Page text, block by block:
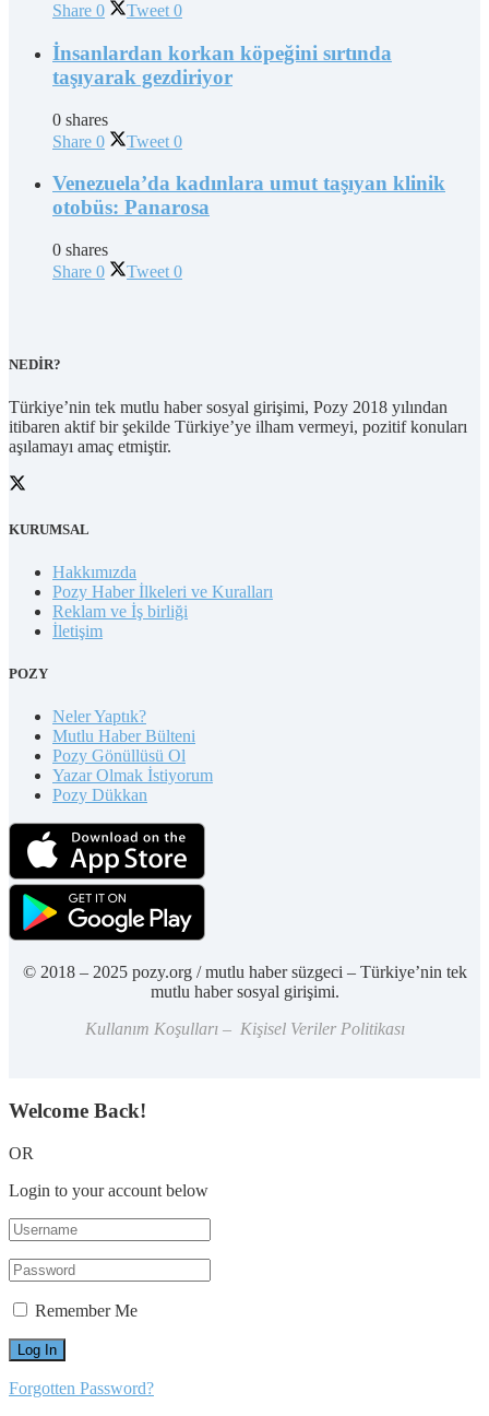
Share 0 Tweet 0
İnsanlardan korkan köpeğini sırtında
taşıyarak gezdiriyor
0 shares
Share 0 Tweet 0
Venezuela’da kadınlara umut taşıyan klinik
otobüs: Panarosa
0 shares
Share 0 Tweet 0
NEDİR?
Türkiye’nin tek mutlu haber sosyal girişimi, Pozy 2018 yılından
itibaren aktif bir şekilde Türkiye’ye ilham vermeyi, pozitif konuları
aşılamayı amaç etmiştir.
KURUMSAL
Hakkımızda
Pozy Haber İlkeleri ve Kuralları
Reklam ve İş birliği
İletişim
POZY
Neler Yaptık?
Mutlu Haber Bülteni
Pozy Gönüllüsü Ol
Yazar Olmak İstiyorum
Pozy Dükkan
© 2018 – 2025 pozy.org / mutlu haber süzgeci – Türkiye’nin tek
mutlu haber sosyal girişimi.
Kullanım Koşulları – Kişisel Veriler Politikası
Welcome Back!
OR
Login to your account below
Remember Me
Forgotten Password?